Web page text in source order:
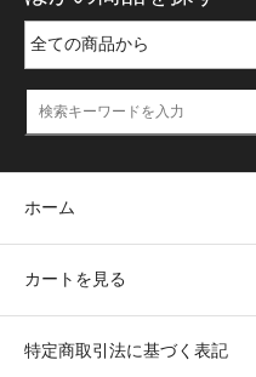
ホーム
カートを見る
特定商取引法に基づく表記